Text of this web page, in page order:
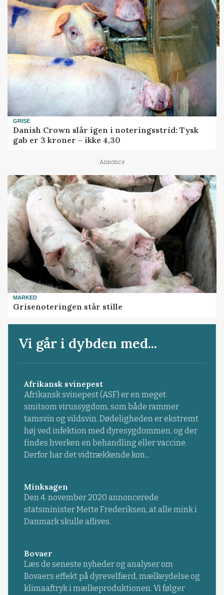
GRISE
Danish Crown slår igen i noteringsstrid: Tysk
gab er 3 kroner – ikke 4,30
Annonce
MARKED
Grisenoteringen står stille
Vi går i dybden med...
Afrikansk svinepest
Afrikansk svinepest (ASF) er en meget
smitsom virussygdom, som både rammer
tamsvin og vildsvin. Dødeligheden er ekstremt
høj ved infektion med dyresygdommen, og der
findes hverken en behandling eller vaccine.
Derfor har det vidtrækkende kon...
Minksagen
Den 4. november 2020 annoncerede
statsminister Mette Frederiksen, at alle mink i
Danmark skulle aflives.
Bovaer
Læs de seneste nyheder og analyser om
Bovaers effekt på dyrevelfærd, mælkeydelse og
klimaaftryk i mælkeproduktionen. Vi følger